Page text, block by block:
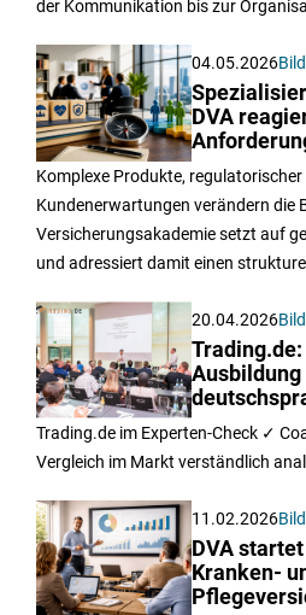
der Kommunikation bis zur
04.05.2026
DVA
Komplexe Produkte,
Kundenerwartungen verändern die
Versicherungsakademie setzt auf
und adressiert damit einen
20.04.2026
Trading.de:
Ausbildung
Trading.de im Experten-Check ✓
Vergleich im Markt verständlich
11.02.2026
DVA
Kranken-